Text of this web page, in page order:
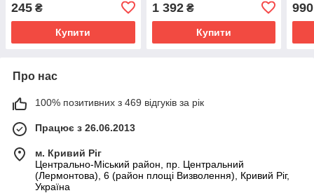
місяць) Намистинка Lari
Кремовий
245 ₴
Купити
Топтижка розмір 56 см
Lari Ментоловий
1 392₴
Купити
990
Про нас
100% позитивних з 469 відгуків за рік
Працює з 26.06.2013
м. Кривий Ріг
Центрально-Міський район, пр. Центральний
(Лермонтова), 6 (район площі Визволення), Кривий Ріг,
Україна